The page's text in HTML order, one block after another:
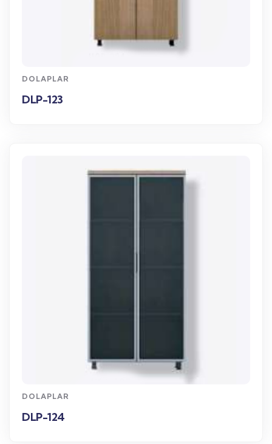
WhatsApp Sipariş
DOLAPLAR
DLP-123
WhatsApp Sipariş
DOLAPLAR
DLP-124